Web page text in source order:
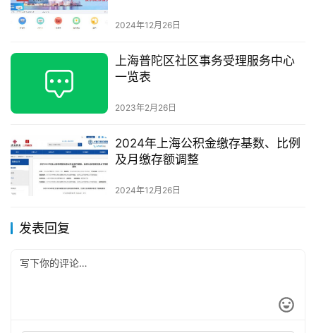
2024年12月26日
上海普陀区社区事务受理服务中心
一览表
2023年2月26日
2024年上海公积金缴存基数、比例
及月缴存额调整
2024年12月26日
发表回复